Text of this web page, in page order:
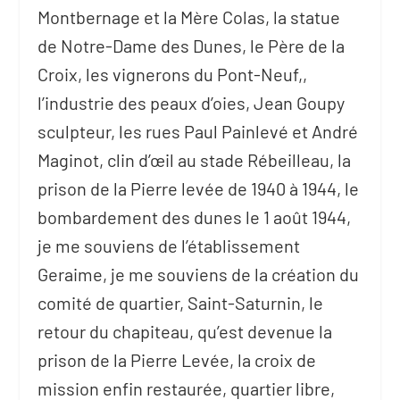
Montbernage et la Mère Colas, la statue
de Notre-Dame des Dunes, le Père de la
Croix, les vignerons du Pont-Neuf,,
l’industrie des peaux d’oies, Jean Goupy
sculpteur, les rues Paul Painlevé et André
Maginot, clin d’œil au stade Rébeilleau, la
prison de la Pierre levée de 1940 à 1944, le
bombardement des dunes le 1 août 1944,
je me souviens de l’établissement
Geraime, je me souviens de la création du
comité de quartier, Saint-Saturnin, le
retour du chapiteau, qu’est devenue la
prison de la Pierre Levée, la croix de
mission enfin restaurée, quartier libre,